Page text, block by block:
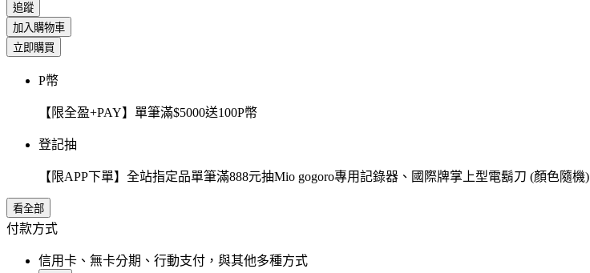
追蹤
加入購物車
立即購買
P幣
【限全盈+PAY】單筆滿$5000送100P幣
登記抽
【限APP下單】全站指定品單筆滿888元抽Mio gogoro專用記錄器、國際牌掌上型電鬍刀 (顏色隨機)
看全部
付款方式
信用卡、無卡分期、行動支付，與其他多種方式